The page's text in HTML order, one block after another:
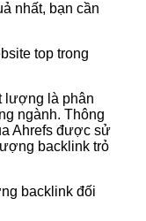
nhất, bạn cần
top trong
lượng là phân
ngành. Thông
Ahrefs được sử
backlink trỏ
backlink đối